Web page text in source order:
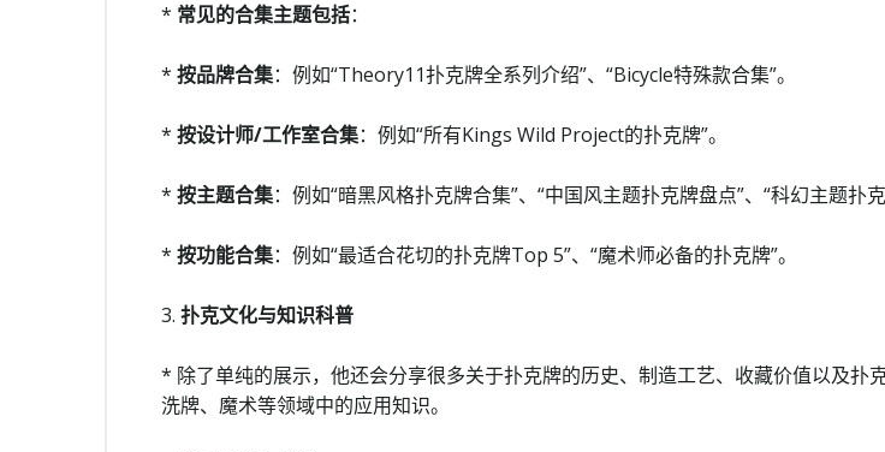
* 常见的合集主题包括：
* 按品牌合集：例如“Theory11扑克牌全系列介绍”、“Bicycle特殊款合集”。
* 按设计师/工作室合集：例如“所有Kings Wild Project的扑克牌”。
* 按主题合集：例如“暗黑风格扑克牌合集”、“中国风主题扑克牌盘点”、“科幻主题扑克
* 按功能合集：例如“最适合花切的扑克牌Top 5”、“魔术师必备的扑克牌”。
3. 扑克文化与知识科普
* 除了单纯的展示，他还会分享很多关于扑克牌的历史、制造工艺、收藏价值以及扑
洗牌、魔术等领域中的应用知识。